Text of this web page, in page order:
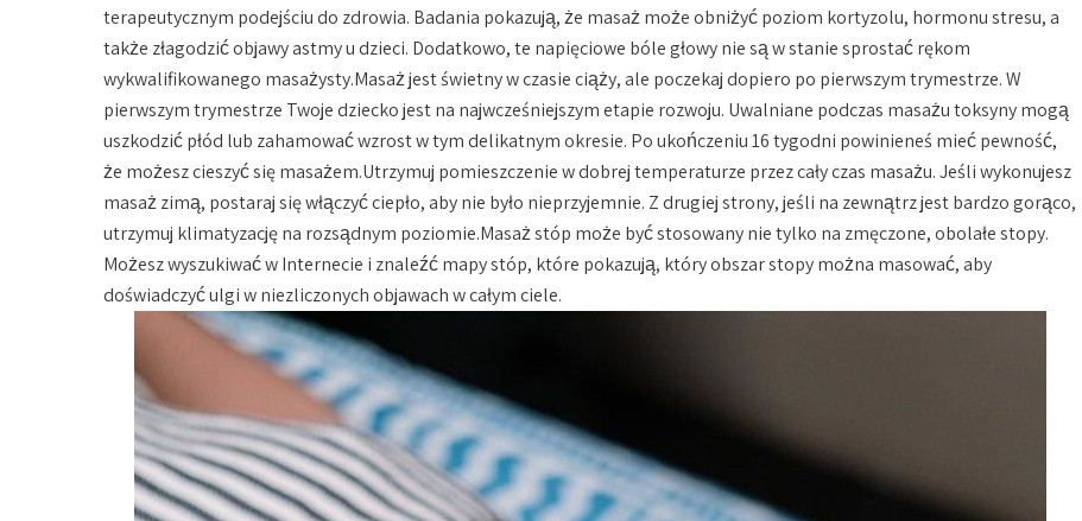
terapeutycznym podejściu do zdrowia. Badania pokazują, że masaż może obniżyć poziom kortyzolu, hormonu stresu, a
także złagodzić objawy astmy u dzieci. Dodatkowo, te napięciowe bóle głowy nie są w stanie sprostać rękom
wykwalifikowanego masażysty.Masaż jest świetny w czasie ciąży, ale poczekaj dopiero po pierwszym trymestrze. W
pierwszym trymestrze Twoje dziecko jest na najwcześniejszym etapie rozwoju. Uwalniane podczas masażu toksyny mogą
uszkodzić płód lub zahamować wzrost w tym delikatnym okresie. Po ukończeniu 16 tygodni powinieneś mieć pewność,
że możesz cieszyć się masażem.Utrzymuj pomieszczenie w dobrej temperaturze przez cały czas masażu. Jeśli wykonujesz
masaż zimą, postaraj się włączyć ciepło, aby nie było nieprzyjemnie. Z drugiej strony, jeśli na zewnątrz jest bardzo gorąco,
utrzymuj klimatyzację na rozsądnym poziomie.Masaż stóp może być stosowany nie tylko na zmęczone, obolałe stopy.
Możesz wyszukiwać w Internecie i znaleźć mapy stóp, które pokazują, który obszar stopy można masować, aby
doświadczyć ulgi w niezliczonych objawach w całym ciele.